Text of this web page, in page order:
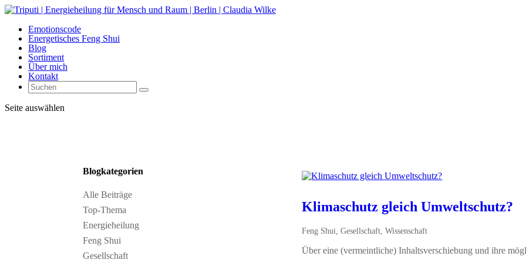
Emotionscode
Energetisches Feng Shui
Blog
Sortiment
Über mich
Kontakt
Seite auswählen
Blogkategorien
Alle Beiträge
Top-Thema
Energieheilung
Feng Shui
Gesellschaft
Klimaschutz gleich Umweltschutz?
Feng Shui,Gesellschaft,Wissenschaft
Über eine (vermeintliche) Inhaltsverschiebung und ihre